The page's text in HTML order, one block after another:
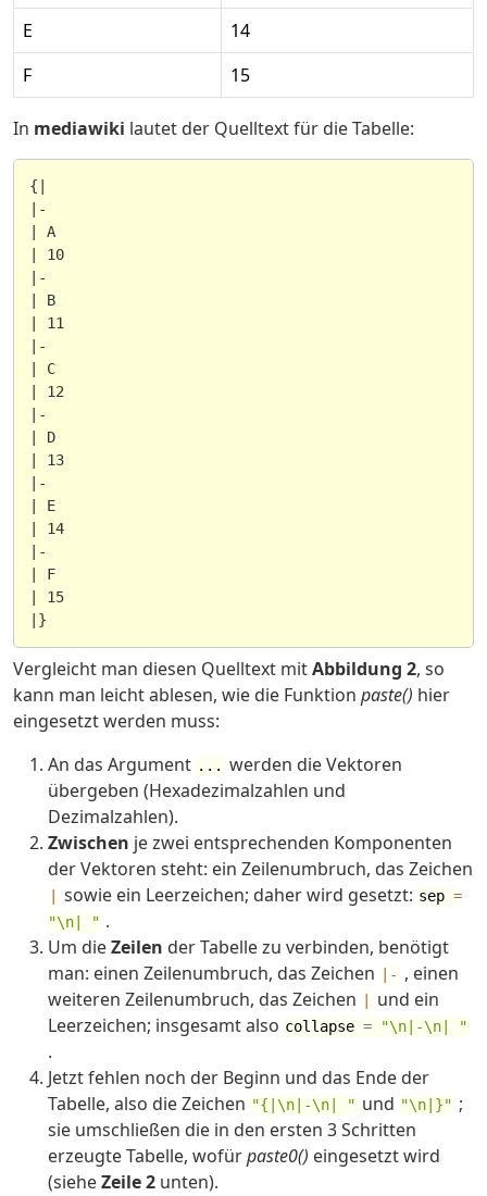
E
14
F
15
In mediawiki lautet der Quelltext für die Tabelle:
{|
|-
| A
| 10
|-
| B
| 11
|-
| C
| 12
|-
| D
| 13
|-
| E
| 14
|-
| F
| 15
Vergleicht man diesen Quelltext mitAbbildung 2, so
kann man leicht ablesen, wie die Funktion paste() hier
eingesetzt werden muss:
An das Argument ... werden die Vektoren
übergeben (Hexadezimalzahlen und
Dezimalzahlen).
Zwischen je zwei entsprechenden Komponenten
der Vektoren steht: ein Zeilenumbruch, das Zeichen
sowie ein Leerzeichen; daher wird gesetzt: sep=
"\n| " .
Um dieZeilen der Tabelle zu verbinden, benötigt
man: einen Zeilenumbruch, das Zeichen
- , einen
weiteren Zeilenumbruch, das Zeichen
und ein
Leerzeichen; insgesamt also collapse= "\n|-\n| "
.
Jetzt fehlen noch der Beginn und das Ende der
Tabelle, also die Zeichen "{|\n|-\n| " und "\n|}" ;
sie umschließen die in den ersten 3 Schritten
erzeugte Tabelle, wofürpaste0() eingesetzt wird
(sieheZeile 2 unten).